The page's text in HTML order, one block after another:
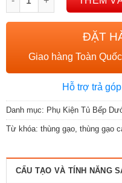
ĐẶT
Giao hàng Toàn
Hỗ trợ trả
Danh mục: Phụ Kiện Tủ Bếp
Từ khóa: thùng gạo, thùng gạo
CẤU TẠO VÀ TÍNH NĂNG